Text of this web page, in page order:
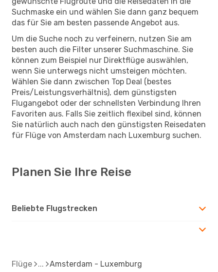
Suchmaske ein und wählen Sie dann ganz bequem
das für Sie am besten passende Angebot aus.
Um die Suche noch zu verfeinern, nutzen Sie am
besten auch die Filter unserer Suchmaschine. Sie
können zum Beispiel nur Direktflüge auswählen,
wenn Sie unterwegs nicht umsteigen möchten.
Wählen Sie dann zwischen Top Deal (bestes
Preis/Leistungsverhältnis), dem günstigsten
Flugangebot oder der schnellsten Verbindung Ihren
Favoriten aus. Falls Sie zeitlich flexibel sind, können
Sie natürlich auch nach den günstigsten Reisedaten
für Flüge von Amsterdam nach Luxemburg suchen.
Planen Sie Ihre Reise
Beliebte Flugstrecken
Flüge Amsterdam - Luxemburg